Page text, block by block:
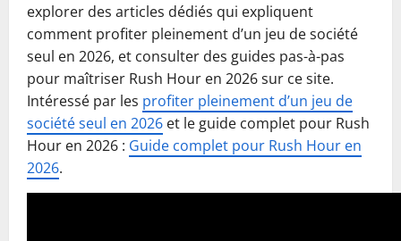
explorer des articles dédiés qui expliquent
comment profiter pleinement d’un jeu de société
seul en 2026, et consulter des guides pas-à-pas
pour maîtriser Rush Hour en 2026 sur ce site.
Intéressé par les profiter pleinement d’un jeu de
société seul en 2026 et le guide complet pour Rush
Hour en 2026 : Guide complet pour Rush Hour en
2026.